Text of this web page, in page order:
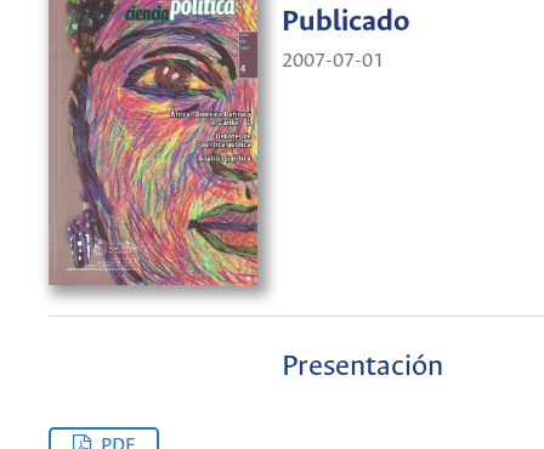
Publicado
2007-07-01
Presentación